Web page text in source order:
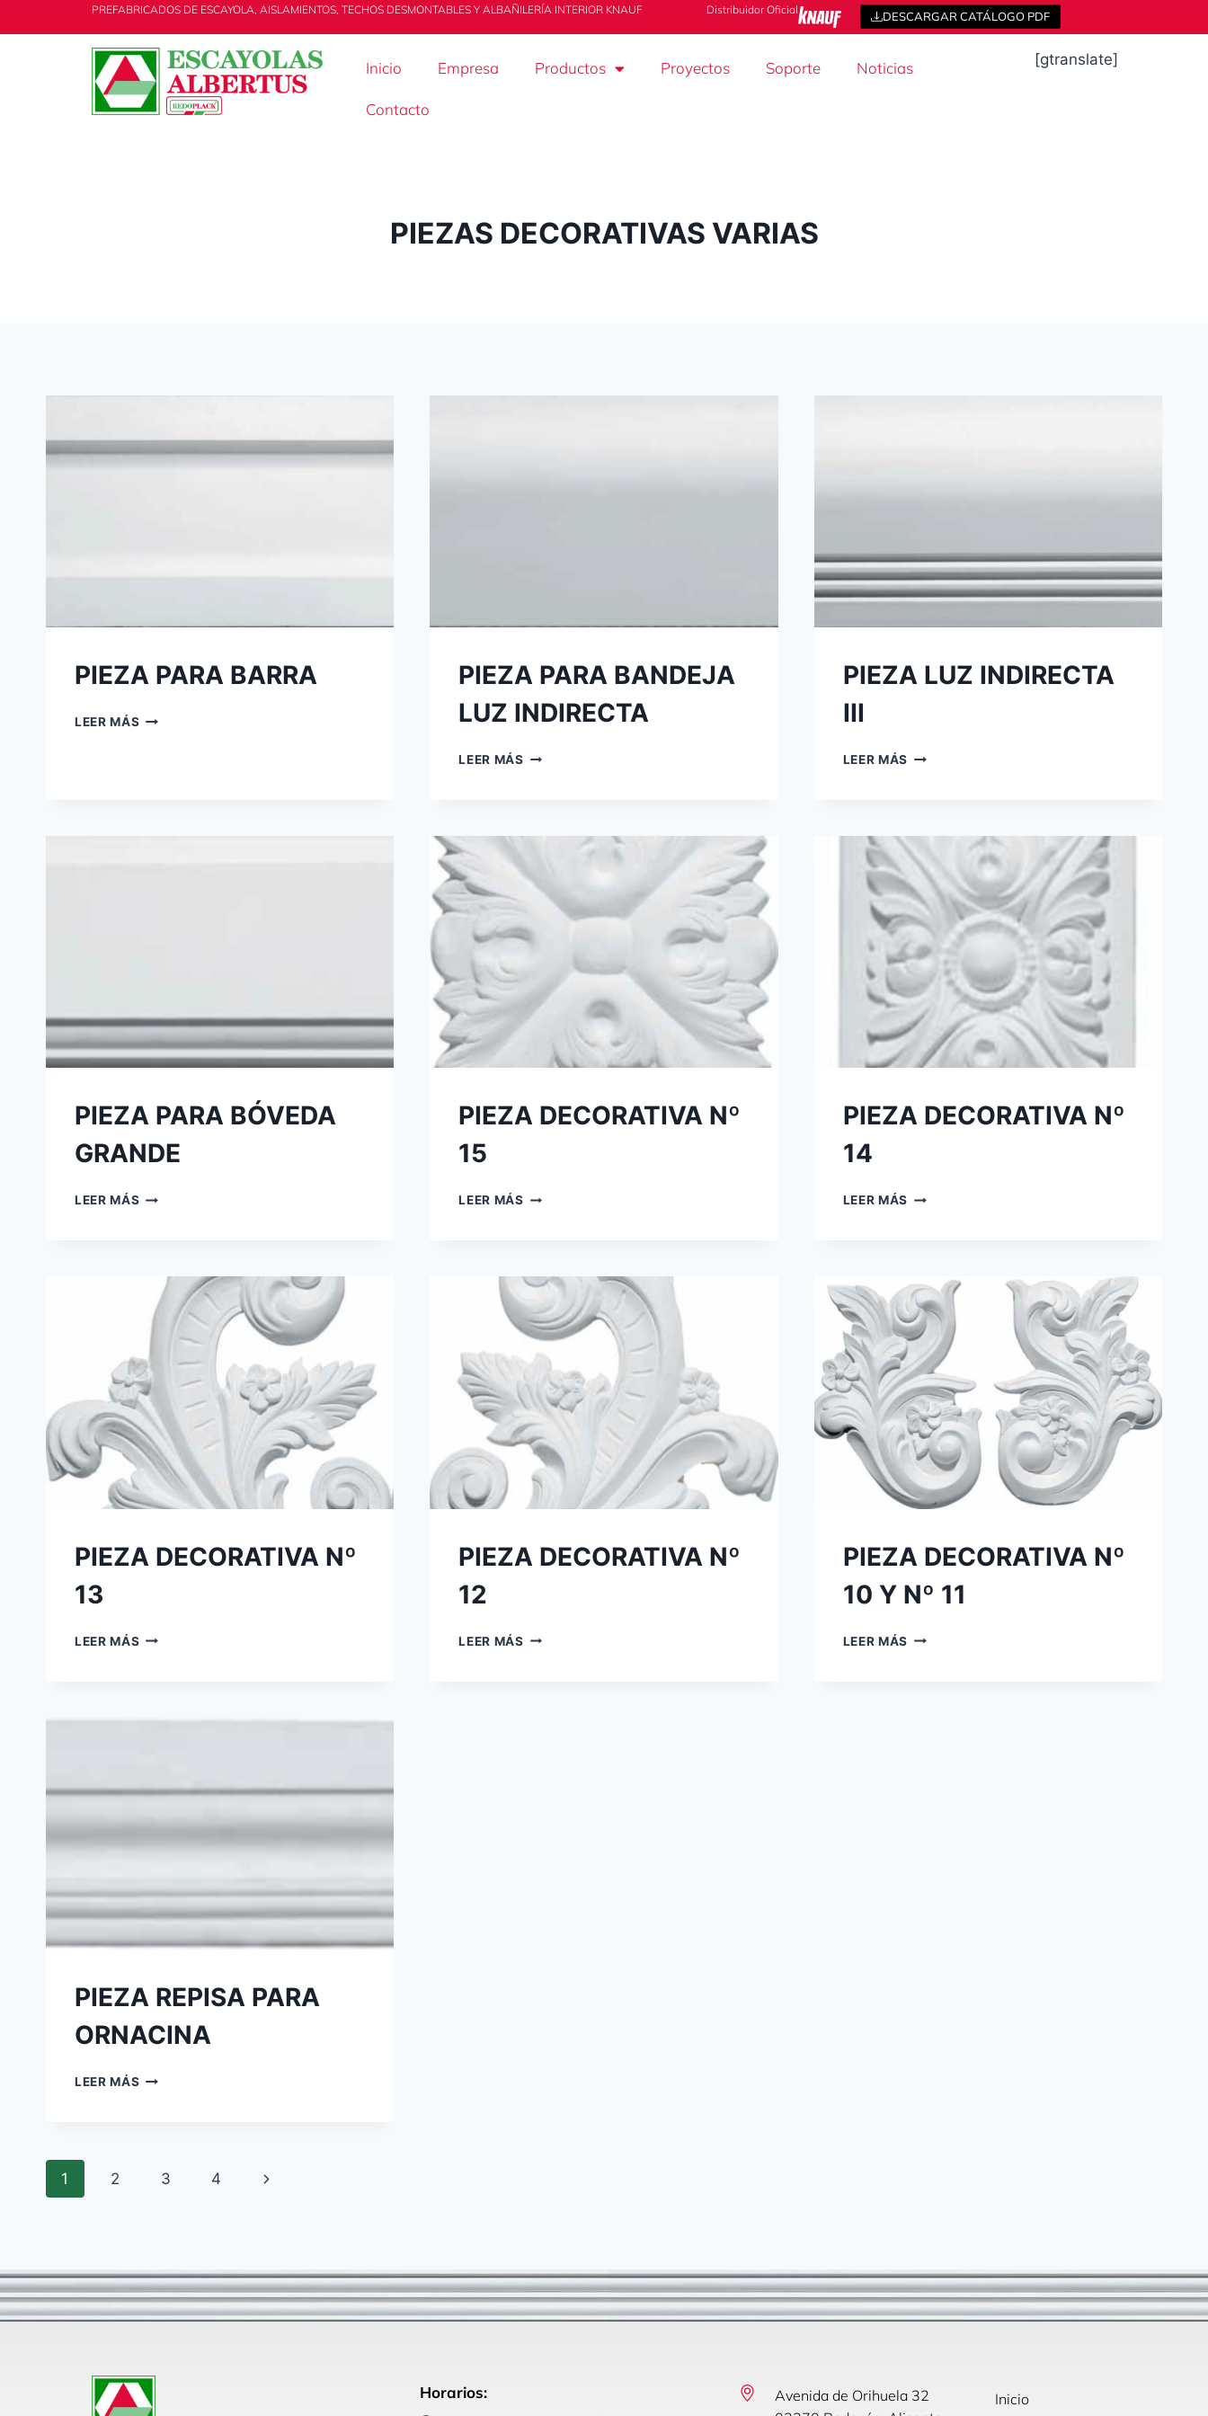
PREFABRICADOS DE ESCAYOLA, AISLAMIENTOS, TECHOS DESMONTABLES Y ALBAÑILERÍA INTERIOR KNAUF Distribuidor Oficial DESCARGAR CATÁLOGO PDF
Inicio Empresa Productos Proyectos Soporte Noticias
Contacto
[gtranslate]
PIEZAS DECORATIVAS VARIAS
PIEZA PARA BARRA
LEER MÁS
PIEZA PARA BANDEJA
LUZ INDIRECTA
LEER MÁS
PIEZA LUZ INDIRECTA
III
LEER MÁS
PIEZA PARA BÓVEDA
GRANDE
LEER MÁS
PIEZA DECORATIVA Nº
15
LEER MÁS
PIEZA DECORATIVA Nº
14
LEER MÁS
PIEZA DECORATIVA Nº
13
LEER MÁS
PIEZA DECORATIVA Nº
12
LEER MÁS
PIEZA DECORATIVA Nº
10 Y Nº 11
LEER MÁS
PIEZA REPISA PARA
ORNACINA
LEER MÁS
1 2 3 4
Horarios:
Avenida de Orihuela 32
Inicio